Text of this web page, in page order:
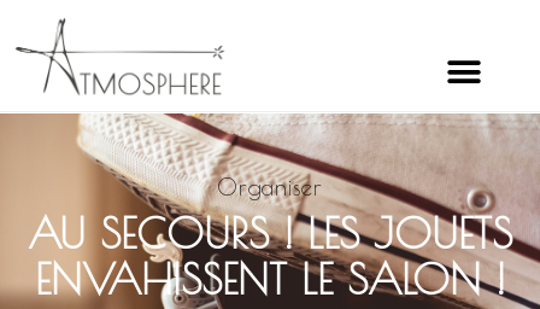
Organiser
AU SECOURS ! LES JOUETS
ENVAHISSENT LE SALON !